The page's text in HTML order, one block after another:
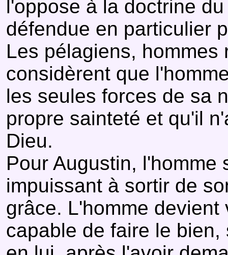
l'oppose à la doctrine
défendue en particulier
Les pélagiens,
considèrent que
les seules forces de sa
propre sainteté et qu'il
Dieu.
Pour Augustin, l'homme
impuissant à sortir de
grâce. L'homme
capable de faire le bien,